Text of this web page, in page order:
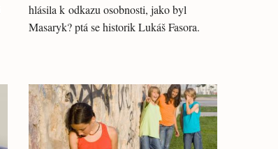
hlásila k odkazu osobnosti, jako byl
Masaryk? ptá se historik Lukáš Fasora.